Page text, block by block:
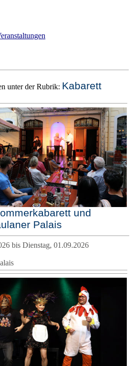
unter der Rubrik: Kabarett
und
Palais
bis Dienstag, 01.09.2026